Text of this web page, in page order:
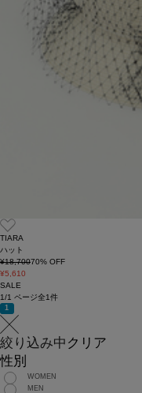
TIARA
ハット
¥18,70070% OFF
¥5,610
SALE
1/1 ページ全1件
1
絞り込み中 クリア
性別
WOMEN
MEN